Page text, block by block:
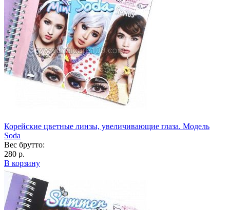
Корейские цветные линзы, увеличивающие глаза. Модель
Soda
Вес брутто:
280 р.
В корзину